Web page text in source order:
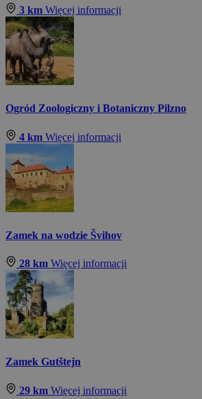
3 km Więcej informacji
Ogród Zoologiczny i Botaniczny Pilzno
4 km Więcej informacji
Zamek na wodzie Švihov
28 km Więcej informacji
Zamek Gutštejn
29 km Więcej informacji